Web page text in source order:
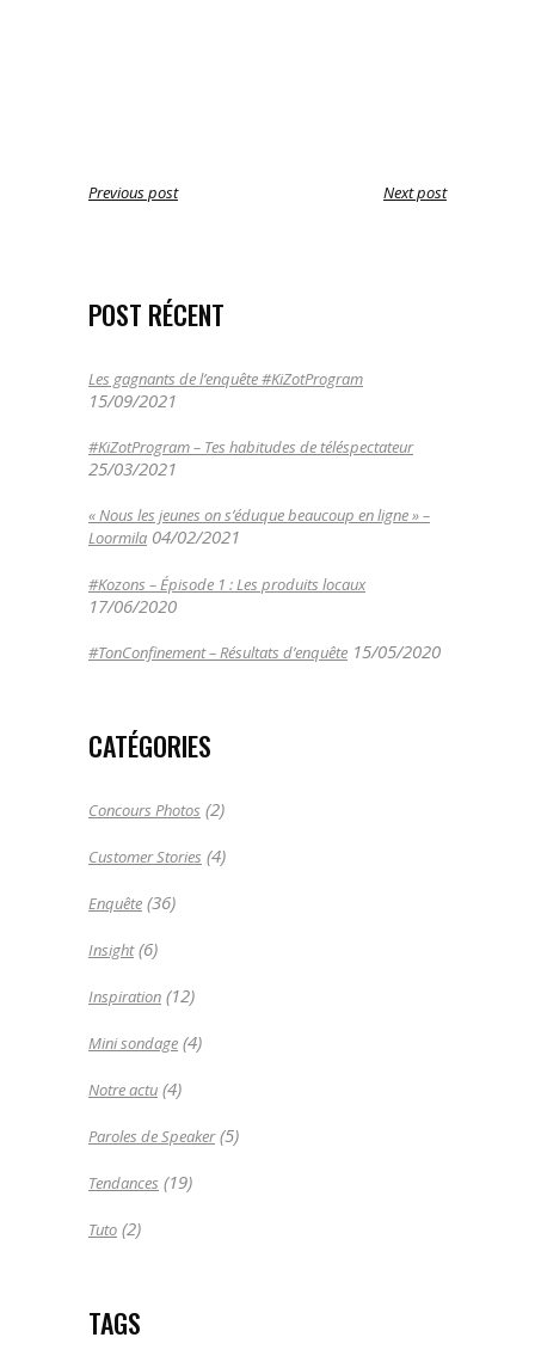
Previous post Next post
POST RÉCENT
Les gagnants de l’enquête #KiZotProgram
15/09/2021
#KiZotProgram – Tes habitudes de téléspectateur
25/03/2021
« Nous les jeunes on s’éduque beaucoup en ligne » –
Loormila 04/02/2021
#Kozons – Épisode 1 : Les produits locaux
17/06/2020
#TonConfinement – Résultats d’enquête 15/05/2020
CATÉGORIES
Concours Photos (2)
Customer Stories (4)
Enquête (36)
Insight(6)
Inspiration (12)
Mini sondage (4)
Notre actu (4)
Paroles de Speaker(5)
Tendances (19)
Tuto (2)
TAGS